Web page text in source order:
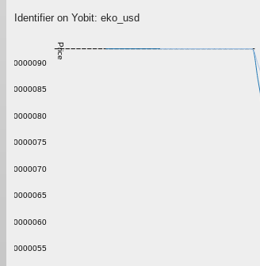
Identifier on Yobit: eko_usd
Price
0.0000055
0.0000060
0.0000065
0.0000070
0.0000075
0.0000080
0.0000085
0.0000090